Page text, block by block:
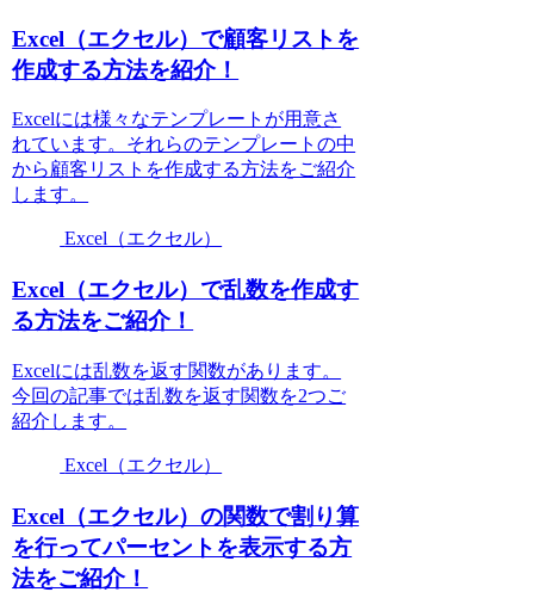
Excel（エクセル）で顧客リストを
作成する方法を紹介！
Excelには様々なテンプレートが用意さ
れています。それらのテンプレートの中
から顧客リストを作成する方法をご紹介
します。
Excel（エクセル）
Excel（エクセル）で乱数を作成す
る方法をご紹介！
Excelには乱数を返す関数があります。
今回の記事では乱数を返す関数を2つご
紹介します。
Excel（エクセル）
Excel（エクセル）の関数で割り算
を行ってパーセントを表示する方
法をご紹介！